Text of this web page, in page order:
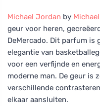
Michael Jordan by
geur voor heren,
DeMercado. Dit parfum is
elegantie van
voor een verfijnde en
moderne man. De geur is
verschillende
elkaar aansluiten.